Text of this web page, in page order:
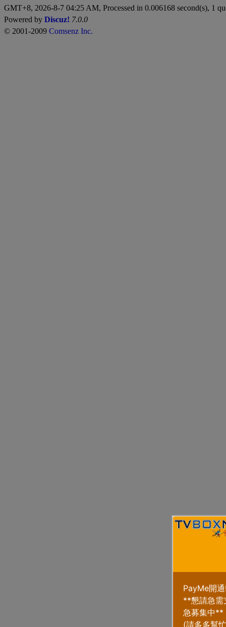
GMT+8, 2026-8-7 04:25 AM, Processed in 0.006168 second(s), 1
Powered by Discuz! 7.0.0
© 2001-2009 Comsenz Inc.